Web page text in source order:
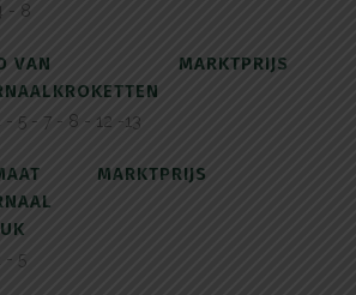
- 8
VAN
MARKTPRIJS
- 5 - 7 - 8 - 12 -13
MARKTPRIJS
- 5